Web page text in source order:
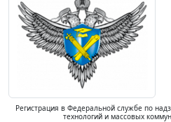
Регистрация в Федеральной службе по
технологий и массовых